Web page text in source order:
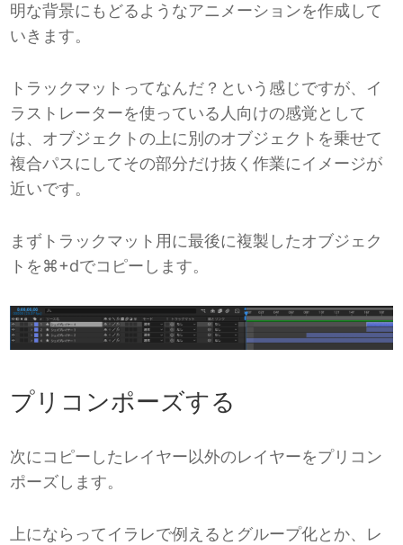
明な背景にもどるようなアニメーションを作成して
いきます。
トラックマットってなんだ？という感じですが、イ
ラストレーターを使っている人向けの感覚として
は、オブジェクトの上に別のオブジェクトを乗せて
複合パスにしてその部分だけ抜く作業にイメージが
近いです。
まずトラックマット用に最後に複製したオブジェク
トを⌘+dでコピーします。
プリコンポーズする
次にコピーしたレイヤー以外のレイヤーをプリコン
ポーズします。
上にならってイラレで例えるとグループ化とか、レ